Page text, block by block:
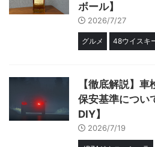
ボール】
2026/7/27
グルメ 48ウイスキ
【徹底解説】
保安基準につい
DIY】
2026/7/19